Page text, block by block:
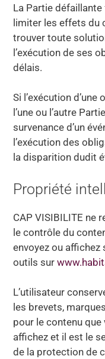
La Partie
limiter les effets du
trouver toute
l’exécution de ses
délais.
Si l’exécution
l’une ou l’autre
survenance d’un
l’exécution des
la disparition dudit
Propriété
CAP VISIBILITE ne
le contrôle du
envoyez ou affichez
outils sur
L’utilisateur
les brevets,
pour le contenu que
affichez et il est le
de la protection de